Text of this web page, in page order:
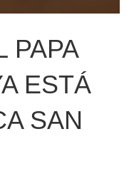
PAPA
ESTÁ
SAN